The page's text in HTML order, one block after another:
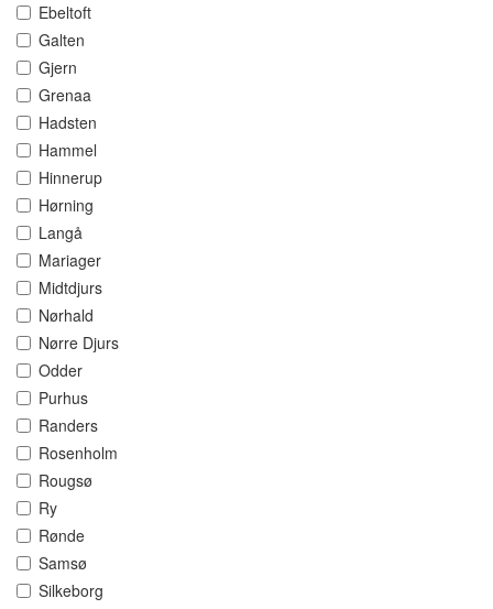
Ebeltoft
Galten
Gjern
Grenaa
Hadsten
Hammel
Hinnerup
Hørning
Langå
Mariager
Midtdjurs
Nørhald
Nørre Djurs
Odder
Purhus
Randers
Rosenholm
Rougsø
Ry
Rønde
Samsø
Silkeborg